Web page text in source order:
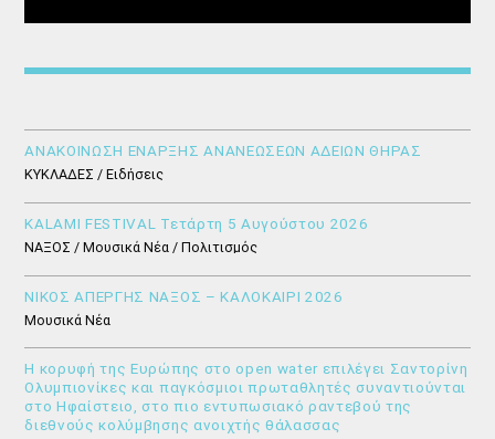
ΑΝΑΚΟΙΝΩΣΗ ΕΝΑΡΞΗΣ ΑΝΑΝΕΩΣΕΩΝ ΑΔΕΙΩΝ ΘΗΡΑΣ
ΚΥΚΛΑΔΕΣ / Ειδήσεις
KALAMI FESTIVAL Τετάρτη 5 Αυγούστου 2026
ΝΑΞΟΣ / Μουσικά Νέα / Πολιτισμός
ΝΙΚΟΣ ΑΠΕΡΓΗΣ ΝΑΞΟΣ – ΚΑΛΟΚΑΙΡΙ 2026
Μουσικά Νέα
Η κορυφή της Ευρώπης στο open water επιλέγει Σαντορίνη
Ολυμπιονίκες και παγκόσμιοι πρωταθλητές συναντιούνται
στο Ηφαίστειο, στο πιο εντυπωσιακό ραντεβού της
διεθνούς κολύμβησης ανοιχτής θάλασσας